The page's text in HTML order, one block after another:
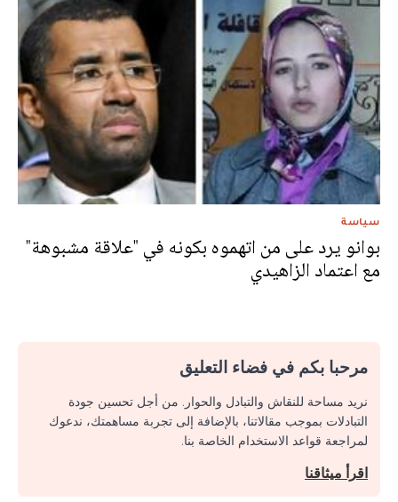
سياسة
بوانو يرد على من اتهموه بكونه في "علاقة مشبوهة"
مع اعتماد الزاهيدي
مرحبا بكم في فضاء التعليق
نريد مساحة للنقاش والتبادل والحوار. من أجل تحسين جودة
التبادلات بموجب مقالاتنا، بالإضافة إلى تجربة مساهمتك، ندعوك
لمراجعة قواعد الاستخدام الخاصة بنا.
اقرأ ميثاقنا